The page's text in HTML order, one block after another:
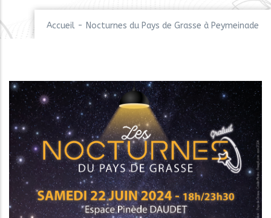
Accueil - Nocturnes du Pays de Grasse à Peymeinade